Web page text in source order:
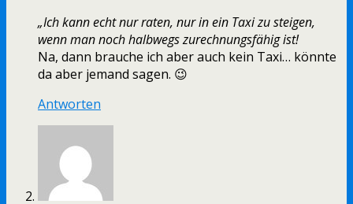
„Ich kann echt nur raten, nur in ein Taxi zu steigen,
wenn man noch halbwegs zurechnungsfähig ist!
Na, dann brauche ich aber auch kein Taxi… könnte
da aber jemand sagen. 😉
Antworten